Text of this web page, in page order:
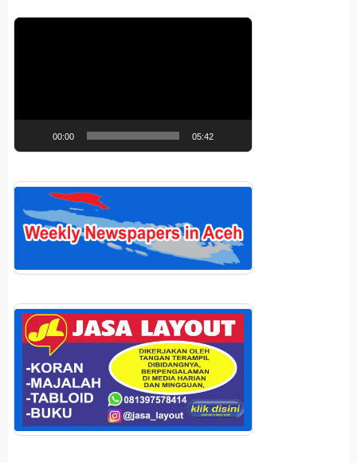
Pemutar
00:00 05:42